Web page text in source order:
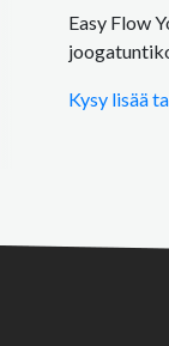
Easy Flow
Kysy lisää